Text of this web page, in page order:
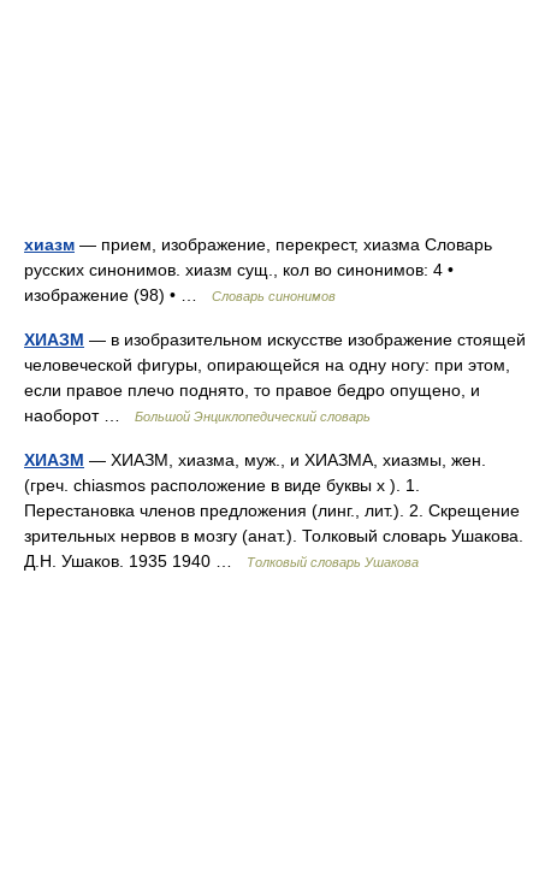
хиазм — прием, изображение, перекрест, хиазма Словарь
русских синонимов. хиазм сущ., кол во синонимов: 4 •
изображение (98) • …
Словарь синонимов
ХИАЗМ — в изобразительном искусстве изображение стоящей
человеческой фигуры, опирающейся на одну ногу: при этом,
если правое плечо поднято, то правое бедро опущено, и
наоборот …
Большой Энциклопедический словарь
ХИАЗМ — ХИАЗМ, хиазма, муж., и ХИАЗМА, хиазмы, жен.
(греч. chiasmos расположение в виде буквы х ). 1.
Перестановка членов предложения (линг., лит.). 2. Скрещение
зрительных нервов в мозгу (анат.). Толковый словарь Ушакова.
Д.Н. Ушаков. 1935 1940 …
Толковый словарь Ушакова